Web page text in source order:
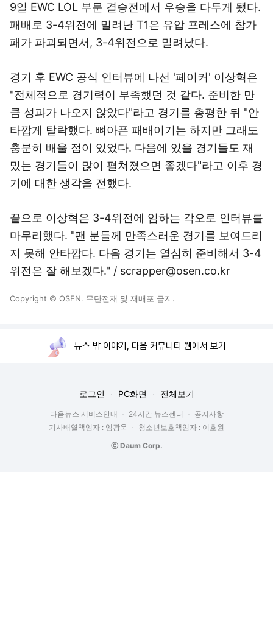
9일 EWC LOL 부문 결승전에서 우승을 다투게 됐다.
패배로 3-4위전에 밀려난 T1은 유압 프레스에 참가
패가 파괴되면서, 3-4위전으로 밀려났다.
경기 후 EWC 공식 인터뷰에 나선 '페이커' 이상혁은
"전체적으로 경기력이 부족했던 것 같다. 준비한 만
큼 성과가 나오지 않았다"라고 경기를 총평한 뒤 "안
타깝게 탈락했다. 뼈아픈 패배이기는 하지만 그래도
충분히 배울 점이 있었다. 다음에 있을 경기들도 재
밌는 경기들이 많이 펼쳐졌으면 좋겠다"라고 이후 경
기에 대한 생각을 전했다.
끝으로 이상혁은 3-4위전에 임하는 각오로 인터뷰를
마무리했다. "팬 분들께 만족스러운 경기를 보여드리
지 못해 안타깝다. 다음 경기는 열심히 준비해서 3-4
위전은 잘 해보겠다." / scrapper@osen.co.kr
Copyright © OSEN. 무단전재 및 재배포 금지.
뉴스 밖 이야기, 다음 커뮤니티 웹에서 보기
로그인 PC화면 전체보기
다음뉴스 서비스안내 24시간 뉴스센터
공지사항
기사배열책임자 : 임광욱
청소년보호책임자 : 이호원
ⓒ Daum Corp.